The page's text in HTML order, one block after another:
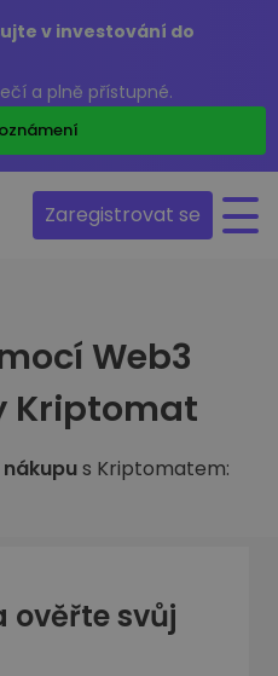
v investování do
a plně přístupné.
Zaregistrovat se
Web3
Kriptomat
nákupus Kriptomatem:
ověřte svůj